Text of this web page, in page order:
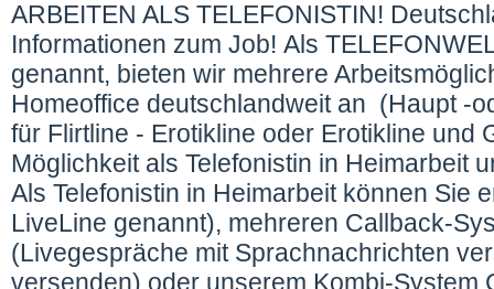
ARBEITEN ALS TELEFONISTIN!
Informationen zum Job! Als
genannt, bieten wir mehrere
Homeoffice deutschlandweit an (Haupt -
für Flirtline - Erotikline oder Erotikline und
Möglichkeit als Telefonistin in Heimarbeit
Als Telefonistin in Heimarbeit können Sie
LiveLine genannt), mehreren Callback-
(Livegespräche mit Sprachnachrichten
versenden) oder unserem Kombi-System